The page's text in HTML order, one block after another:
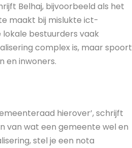
Belhaj, bijvoorbeeld als het
maakt bij mislukte ict-
lokale bestuurders vaak
complex is, maar spoort
en inwoners.
hierover’, schrijft
van wat een gemeente wel en
stel je een nota